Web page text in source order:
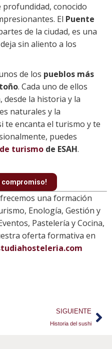
profundidad, conocido
El Puente
de la ciudad, es una
sin aliento a los
de los pueblos más
. Cada uno de ellos
desde la historia y la
naturales y la
te encanta el turismo y te
puedes
turismo de ESAH.
compromiso!
una formación
Enología, Gestión y
Pastelería y Cocina,
oferta formativa en
SIGUIENTE
Historia del sushi